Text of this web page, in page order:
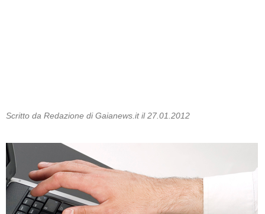
Scritto da Redazione di Gaianews.it il 27.01.2012